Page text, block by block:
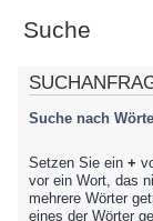
Suche
Suche nach
Setzen Sie ein +
vor ein Wort, das
mehrere Wörter
eines der Wörter